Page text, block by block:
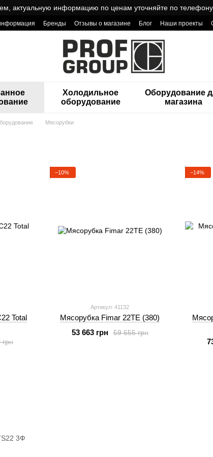
актуальную информацию по ценам уточняйте по
Бренды Отзывы о магазине Блог Наши проекты
Холодильное
оборудование
Оборудование
магазина
Мясорубки
Total
−10%
Артикул: 41132
Мясорубка Fimar 22TE (380)
59 655 грн
53 663 грн
−14%